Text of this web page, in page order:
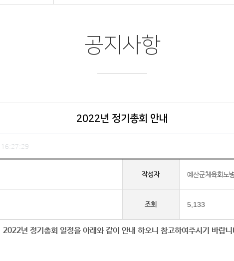
공지사항
2022년 정기총회 안내
작성자 예산군체육회노
조회 5,133
2022년 정기총회 일정을 아래와 같이 안내 하오니 참고하여주시기 바랍